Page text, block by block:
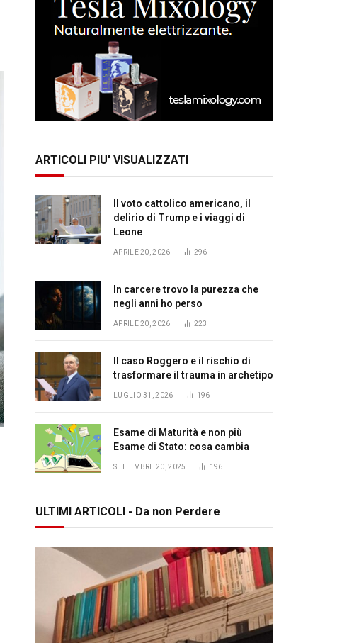
ARTICOLI PIU' VISUALIZZATI
Il voto cattolico americano, il
delirio di Trump e i viaggi di
Leone
APRILE 20, 2026 296
In carcere trovo la purezza che
negli anni ho perso
APRILE 20, 2026 223
Il caso Roggero e il rischio di
trasformare il trauma in archetipo
LUGLIO 31, 2026 196
Esame di Maturità e non più
Esame di Stato: cosa cambia
SETTEMBRE 20, 2025 196
ULTIMI ARTICOLI - Da non Perdere